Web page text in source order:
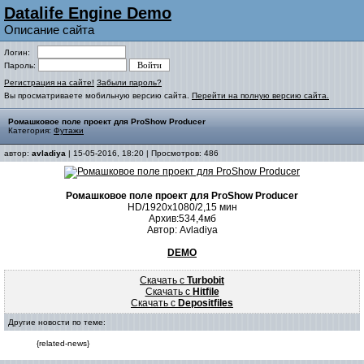
Datalife Engine Demo
Описание сайта
Логин:
Пароль:
Регистрация на сайте! Забыли пароль?
Вы просматриваете мобильную версию сайта. Перейти на полную версию сайта.
Ромашковое поле проект для ProShow Producer
Категория: Футажи
автор: avladiya | 15-05-2016, 18:20 | Просмотров: 486
Ромашковое поле проект для ProShow Producer
HD/1920х1080/2,15 мин
Архив:534,4мб
Автор: Avladiya
DEMO
Скачать с Turbobit
Скачать с Hitfile
Скачать с Depositfiles
Другие новости по теме:
{related-news}